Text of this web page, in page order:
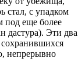
стал, с упадком
под еще более
дастура). Эти два
непрерывно